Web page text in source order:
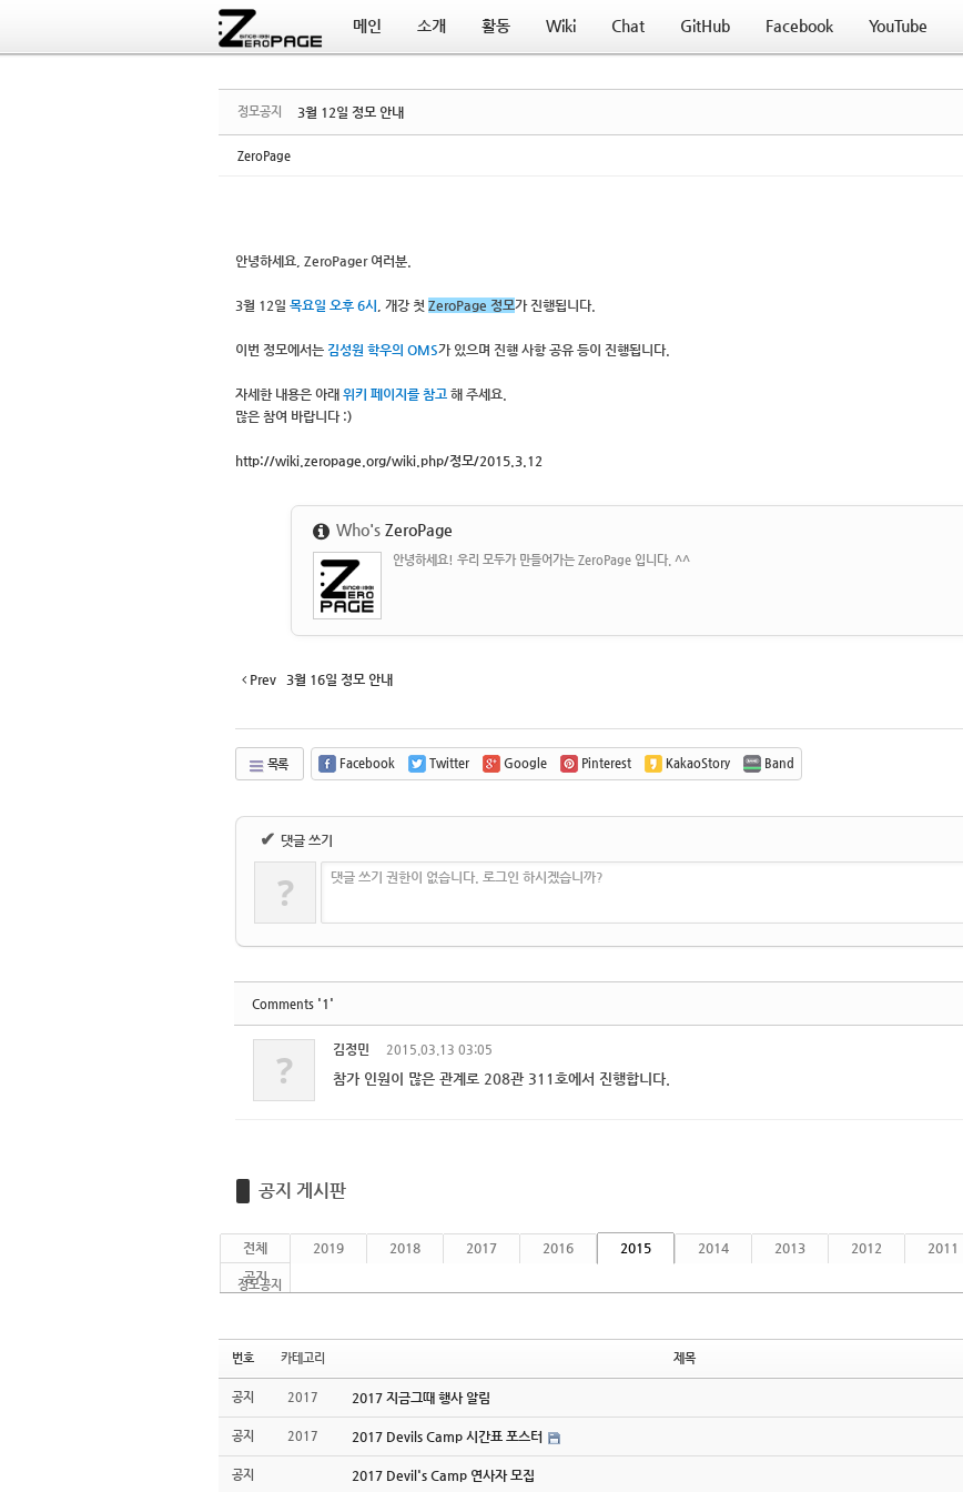
메인 소개 활동 Wiki Chat GitHub Facebook YouTube
정모공지 3월 12일 정모 안내
ZeroPage
안녕하세요, ZeroPager 여러분.
3월 12일 목요일 오후 6시 , 개강 첫 ZeroPage 정모가 진행됩니다.
이번 정모에서는 김성원 학우의 OMS가 있으며 진행 사항 공유 등이 진행됩니다.
자세한 내용은 아래 위키 페이지를 참고 해 주세요.
많은 참여 바랍니다 :)
http://wiki.zeropage.org/wiki.php/정모/2015. 3.12
Who's ZeroPage
안녕하세요! 우리 모두가 만들어가는 ZeroPage 입니다. ^^
Prev 3월 16일 정모 안내
목록 Facebook Twitter Google Pinterest KakaoStory Band
✔ 댓글 쓰기
? 댓글 쓰기 권한이 없습니다. 로그인 하시겠습니까?
Comments '1'
? 김정민 2015.03.13 03:05
참가 인원이 많은 관계로 208관 311호에서 진행합니다.
공지 게시판
전체 2019 2018 2017 2016 2015
정모공지
2014 2013 2012 2011
공지
번호 카테고리 제목
공지 2017 2017 지금그때 행사 알림
공지 2017 2017 Devils Camp 시간표 포스터
공지 2017 Devil's Camp 연사자 모집
Sketchbook5, 스케치북5
Sketchbook5, 스케치북5